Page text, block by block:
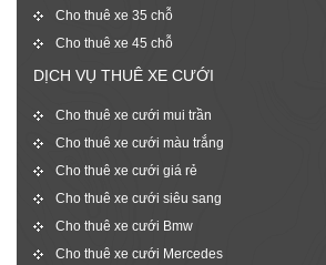
Cho thuê xe 35 chỗ
Cho thuê xe 45 chỗ
DỊCH VỤ THUÊ XE CƯỚI
Cho thuê xe cưới mui trần
Cho thuê xe cưới màu trắng
Cho thuê xe cưới giá rẻ
Cho thuê xe cưới siêu sang
Cho thuê xe cưới Bmw
Cho thuê xe cưới Mercedes